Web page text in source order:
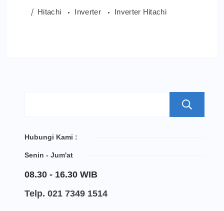
Hitachi Inverter Inverter Hitachi
Hubungi Kami :
Senin - Jum'at
08.30 - 16.30 WIB
Telp. 021 7349 1514